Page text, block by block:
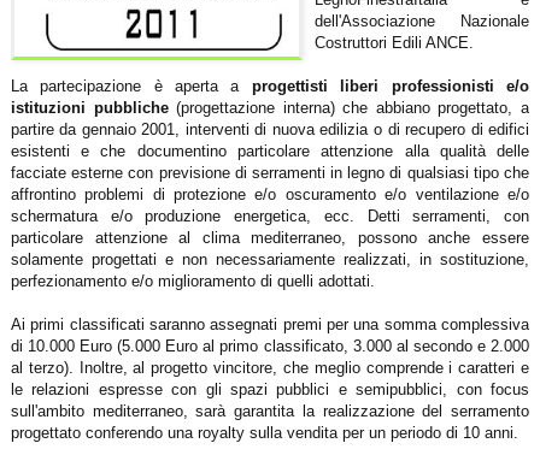
dell'Associazione Nazionale
Costruttori Edili ANCE.
La partecipazione è aperta a progettisti liberi professionisti e/o
istituzioni pubbliche(progettazione interna) che abbiano progettato, a
partire da gennaio 2001, interventi di nuova edilizia o di recupero di edifici
esistenti e che documentino particolare attenzione alla qualità delle
facciate esterne con previsione di serramenti in legno di qualsiasi tipo che
affrontino problemi di protezione e/o oscuramento e/o ventilazione e/o
schermatura e/o produzione energetica, ecc. Detti serramenti, con
particolare attenzione al clima mediterraneo, possono anche essere
solamente progettati e non necessariamente realizzati, in sostituzione,
perfezionamento e/o miglioramento di quelli adottati.
Ai primi classificati saranno assegnati premi per una somma complessiva
di 10.000 Euro (5.000 Euro al primo classificato, 3.000 al secondo e 2.000
al terzo). Inoltre, al progetto vincitore, che meglio comprende i caratteri e
le relazioni espresse con gli spazi pubblici e semipubblici, con focus
sull'ambito mediterraneo, sarà garantita la realizzazione del serramento
progettato conferendo una royalty sulla vendita per un periodo di 10 anni.